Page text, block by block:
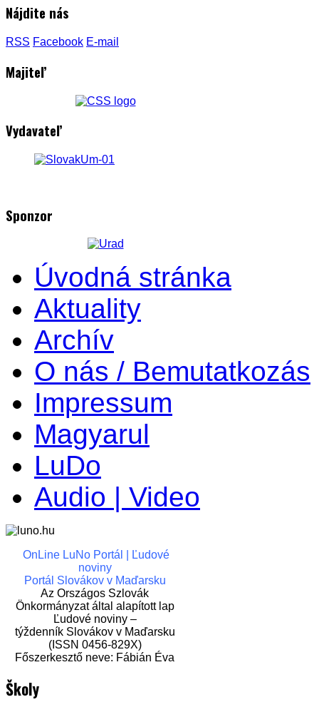
Nájdite nás
RSS Facebook E-mail
Majiteľ
Vydavateľ
Sponzor
Úvodná stránka
Aktuality
Archív
O nás / Bemutatkozás
Impressum
Magyarul
LuDo
Audio | Video
OnLine LuNo Portál | Ľudové
noviny
Portál Slovákov v Maďarsku
Az Országos Szlovák
Önkormányzat által alapított lap
Ľudové noviny –
týždenník Slovákov v Maďarsku
(ISSN 0456-829X)
Főszerkesztő neve: Fábián Éva
Školy